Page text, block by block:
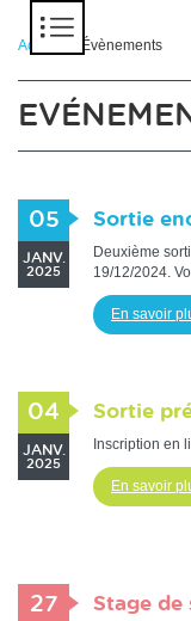
Accueil > Évènements
05
JANV.
2025
Sortie
Deuxième
19/12/2024.
En savoir
04
JANV.
2025
Sortie
Inscription en
En savoir
27 Stage de